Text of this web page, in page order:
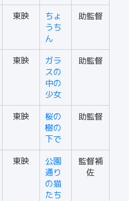
東映
ちょ
うち
ん
助監督
東映
ガラ
スの
中の
少女
助監督
東映
桜の
樹の
下で
助監督
東映
公園
通り
の猫
たち
監督補
佐